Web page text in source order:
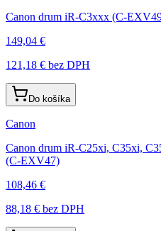
Canon drum iR-C3xxx (C-
149,04 €
121,18 € bez DPH
Do košíka
Canon
Canon drum iR-C25xi, C35xi,
(C-EXV47)
108,46 €
88,18 € bez DPH